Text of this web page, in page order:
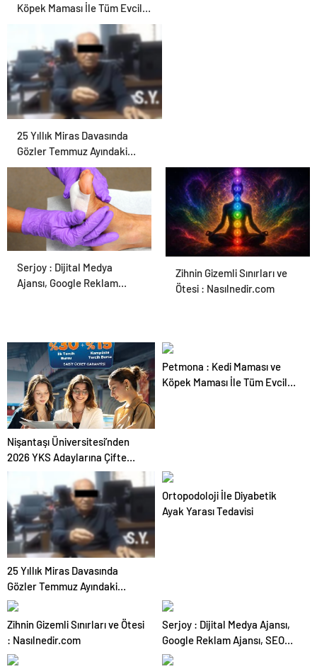
Köpek Maması İle Tüm Evcil
25 Yıllık Miras Davasında
Gözler Temmuz Ayındaki
Karar Duruşmasına Çevrildi
Ortopodoloji İle Diyabetik
Ayak Yarası Tedavisi
Zihnin Gizemli Sınırları ve
Ötesi : Nasılnedir.com
Serjoy : Dijital Medya
Ajansı, Google Reklam
Nişantaşı Üniversitesi’nden
2026 YKS Adaylarına Çifte
Güvence: Sabit Ücret ve
Kesintisiz Burs
Petmona : Kedi Maması ve
Köpek Maması İle Tüm Evcil
25 Yıllık Miras Davasında
Gözler Temmuz Ayındaki
Karar Duruşmasına Çevrildi
Ortopodoloji İle Diyabetik
Ayak Yarası Tedavisi
Zihnin Gizemli Sınırları ve Ötesi
: Nasılnedir.com
Serjoy : Dijital Medya Ajansı,
Google Reklam Ajansı, SEO
Ajansı ve Web Tasarım Ajansı